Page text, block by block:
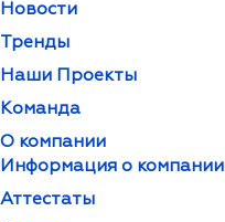
Новости
Тренды
Наши Проекты
Команда
О компании
Информация о компании
Аттестаты